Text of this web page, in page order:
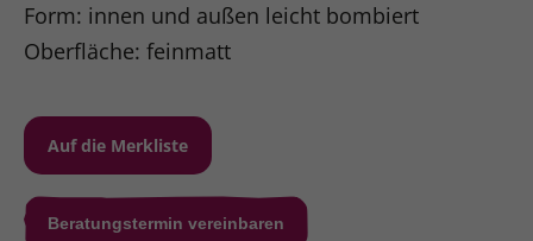
Form: innen und außen leicht bombiert
Oberfläche: feinmatt
Beratungstermin vereinbaren